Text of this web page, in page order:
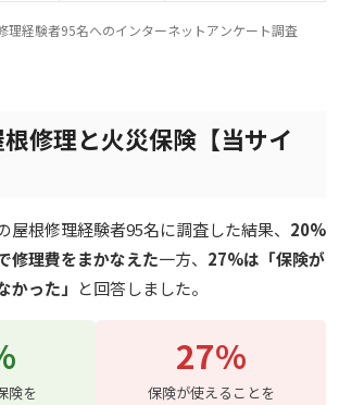
理経験者95名へのインターネットアンケート調査
修理と火災保険【当サイ
屋根修理経験者95名に調査した結果、 20%
修理費をまかなえた一方、 27%は「保険が
かった」 と回答しました。
険を
27%
保険が使えることを